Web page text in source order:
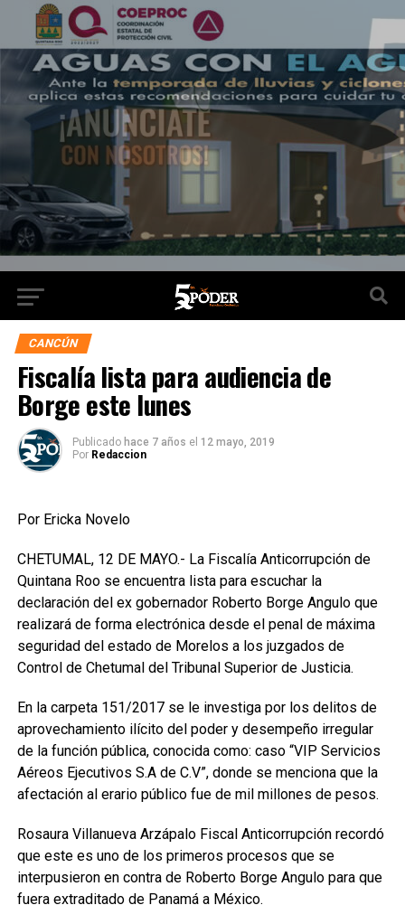
CANCÚN
Fiscalía lista para audiencia de
Borge este lunes
Publicado hace 7 años el 12 mayo, 2019
Por Redaccion
Por Ericka Novelo
CHETUMAL, 12 DE MAYO.- La Fiscalía Anticorrupción de
Quintana Roo se encuentra lista para escuchar la
declaración del ex gobernador Roberto Borge Angulo que
realizará de forma electrónica desde el penal de máxima
seguridad del estado de Morelos a los juzgados de
Control de Chetumal del Tribunal Superior de Justicia.
En la carpeta 151/2017 se le investiga por los delitos de
aprovechamiento ilícito del poder y desempeño irregular
de la función pública, conocida como: caso “VIP Servicios
Aéreos Ejecutivos S.A de C.V”, donde se menciona que la
afectación al erario público fue de mil millones de pesos.
Rosaura Villanueva Arzápalo Fiscal Anticorrupción recordó
que este es uno de los primeros procesos que se
interpusieron en contra de Roberto Borge Angulo para que
fuera extraditado de Panamá a México.